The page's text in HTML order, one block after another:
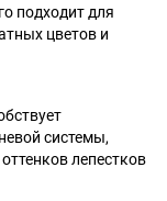
подходит для
цветов и
системы,
лепестков